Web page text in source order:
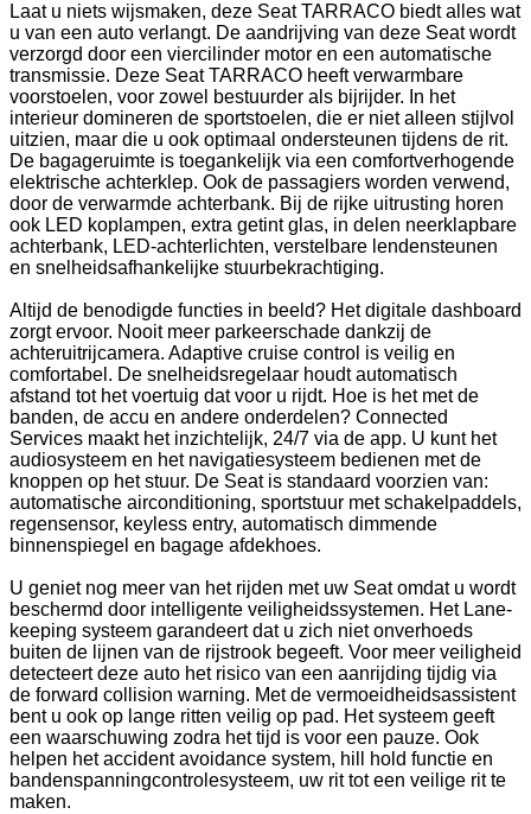
Laat u niets wijsmaken, deze Seat TARRACO biedt alles wat
u van een auto verlangt. De aandrijving van deze Seat wordt
verzorgd door een viercilinder motor en een automatische
transmissie. Deze Seat TARRACO heeft verwarmbare
voorstoelen, voor zowel bestuurder als bijrijder. In het
interieur domineren de sportstoelen, die er niet alleen stijlvol
uitzien, maar die u ook optimaal ondersteunen tijdens de rit.
De bagageruimte is toegankelijk via een comfortverhogende
elektrische achterklep. Ook de passagiers worden verwend,
door de verwarmde achterbank. Bij de rijke uitrusting horen
ook LED koplampen, extra getint glas, in delen neerklapbare
achterbank, LED-achterlichten, verstelbare lendensteunen
en snelheidsafhankelijke stuurbekrachtiging.
Altijd de benodigde functies in beeld? Het digitale dashboard
zorgt ervoor. Nooit meer parkeerschade dankzij de
achteruitrijcamera. Adaptive cruise control is veilig en
comfortabel. De snelheidsregelaar houdt automatisch
afstand tot het voertuig dat voor u rijdt. Hoe is het met de
banden, de accu en andere onderdelen? Connected
Services maakt het inzichtelijk, 24/7 via de app. U kunt het
audiosysteem en het navigatiesysteem bedienen met de
knoppen op het stuur. De Seat is standaard voorzien van:
automatische airconditioning, sportstuur met schakelpaddels,
regensensor, keyless entry, automatisch dimmende
binnenspiegel en bagage afdekhoes.
U geniet nog meer van het rijden met uw Seat omdat u wordt
beschermd door intelligente veiligheidssystemen. Het Lane-
keeping systeem garandeert dat u zich niet onverhoeds
buiten de lijnen van de rijstrook begeeft. Voor meer veiligheid
detecteert deze auto het risico van een aanrijding tijdig via
de forward collision warning. Met de vermoeidheidsassistent
bent u ook op lange ritten veilig op pad. Het systeem geeft
een waarschuwing zodra het tijd is voor een pauze. Ook
helpen het accident avoidance system, hill hold functie en
bandenspanningcontrolesysteem, uw rit tot een veilige rit te
maken.